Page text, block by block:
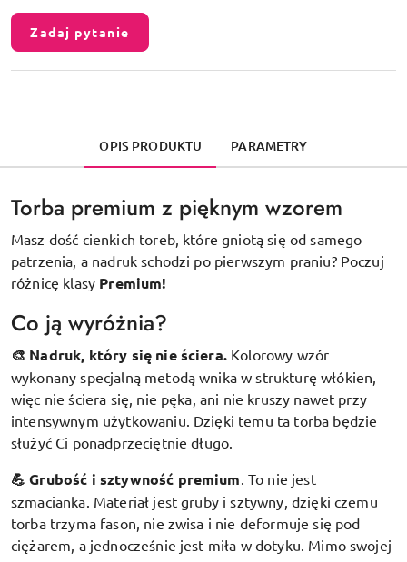
Zadaj pytanie
OPIS PRODUKTU PARAMETRY
Torba premium z pięknym wzorem
Masz dość cienkich toreb, które gniotą się od samego
patrzenia, a nadruk schodzi po pierwszym praniu? Poczuj
różnicę klasy Premium!
Co ją wyróżnia?
🎨 Nadruk, który się nie ściera. Kolorowy wzór
wykonany specjalną metodą wnika w strukturę włókien,
więc nie ściera się, nie pęka, ani nie kruszy nawet przy
intensywnym użytkowaniu. Dzięki temu ta torba będzie
służyć Ci ponadprzeciętnie długo.
💪 Grubość i sztywność premium. To nie jest
szmacianka. Materiał jest gruby i sztywny, dzięki czemu
torba trzyma fason, nie zwisa i nie deformuje się pod
ciężarem, a jednocześnie jest miła w dotyku. Mimo swojej